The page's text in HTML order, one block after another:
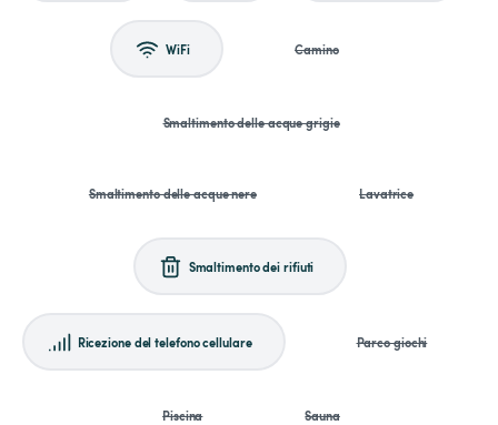
WiFi Camino
Smaltimento delle acque grigie
Smaltimento delle acque nere Lavatrice
Smaltimento dei rifiuti
Ricezione del telefono cellulare Parco giochi
Piscina Sauna